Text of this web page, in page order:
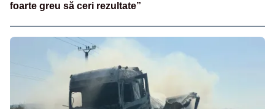
foarte greu să ceri rezultate”